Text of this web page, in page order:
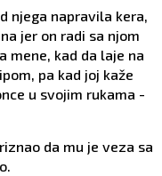
njega napravila kera,
jer on radi sa njom
mene, kad da laje na
pa kad joj kaže
u svojim rukama -
da mu je veza sa